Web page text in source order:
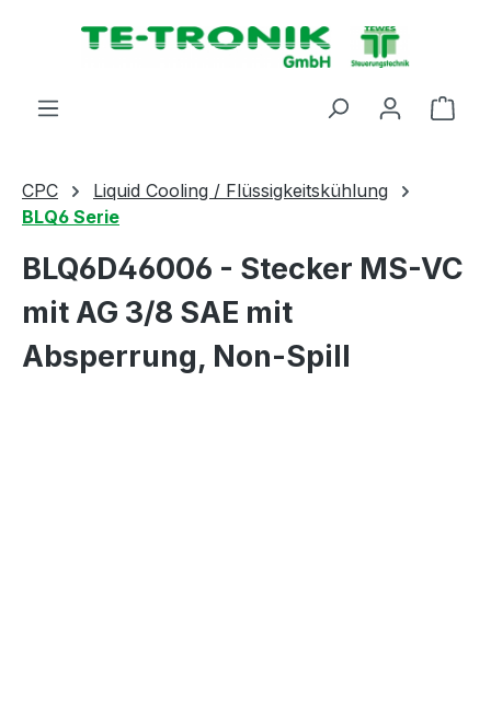
springen
CPC
Liquid Cooling / Flüssigkeitskühlung
BLQ6 Serie
BLQ6D46006 - Stecker MS-VC
mit AG 3/8 SAE mit
Absperrung, Non-Spill